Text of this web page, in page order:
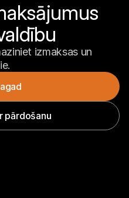
izmaksas un
pārdošanu